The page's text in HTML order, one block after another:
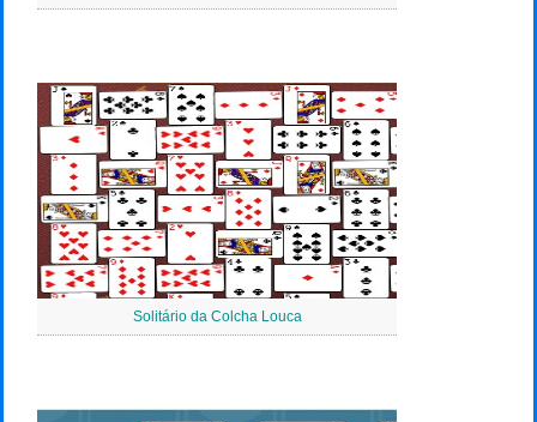
Solitário da Colcha Louca